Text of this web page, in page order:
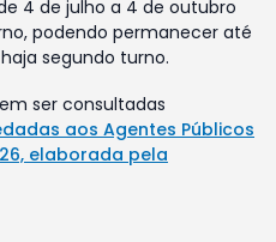
4 de julho a 4 de outubro
podendo permanecer até
segundo turno.
ser consultadas
aos Agentes Públicos
elaborada pela